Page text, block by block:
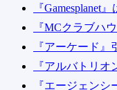
『Gamesplanet
『MCクラブハ
『アーケード
『アルバトリ
『エージェン